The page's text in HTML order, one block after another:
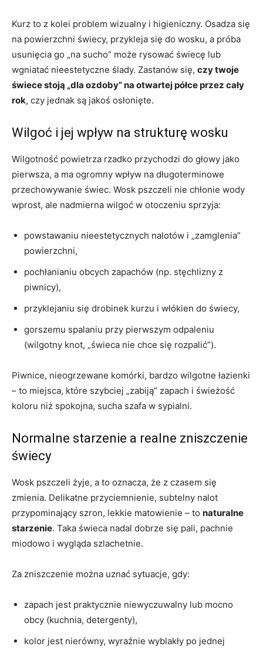
Kurz to z kolei problem wizualny i higieniczny. Osadza się
na powierzchni świecy, przykleja się do wosku, a próba
usunięcia go „na sucho” może rysować świecę lub
wgniatać nieestetyczne ślady. Zastanów się, czy twoje
świece stoją „dla ozdoby” na otwartej półce przez cały
rok, czy jednak są jakoś osłonięte.
Wilgoć i jej wpływ na strukturę wosku
Wilgotność powietrza rzadko przychodzi do głowy jako
pierwsza, a ma ogromny wpływ na długoterminowe
przechowywanie świec. Wosk pszczeli nie chłonie wody
wprost, ale nadmierna wilgoć w otoczeniu sprzyja:
powstawaniu nieestetycznych nalotów i „zamglenia”
powierzchni,
pochłanianiu obcych zapachów (np. stęchlizny z
piwnicy),
przyklejaniu się drobinek kurzu i włókien do świecy,
gorszemu spalaniu przy pierwszym odpaleniu
(wilgotny knot, „świeca nie chce się rozpalić”).
Piwnice, nieogrzewane komórki, bardzo wilgotne łazienki
– to miejsca, które szybciej „zabiją” zapach i świeżość
koloru niż spokojna, sucha szafa w sypialni.
Normalne starzenie a realne zniszczenie
świecy
Wosk pszczeli żyje, a to oznacza, że z czasem się
zmienia. Delikatne przyciemnienie, subtelny nalot
przypominający szron, lekkie matowienie – to naturalne
starzenie. Taka świeca nadal dobrze się pali, pachnie
miodowo i wygląda szlachetnie.
Za zniszczenie można uznać sytuacje, gdy:
zapach jest praktycznie niewyczuwalny lub mocno
obcy (kuchnia, detergenty),
kolor jest nierówny, wyraźnie wyblakły po jednej